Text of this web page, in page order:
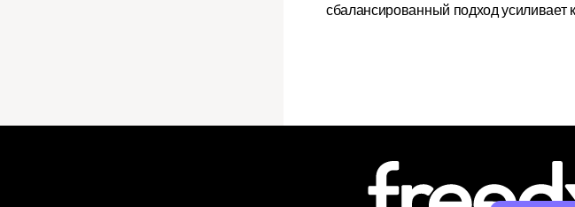
сбалансированный подход